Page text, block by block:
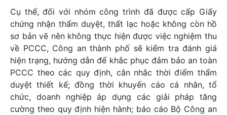
Cụ thể, đối với nhóm công trình đã được cấp Giấy
chứng nhận thẩm duyệt, thất lạc hoặc không còn hồ
sơ bản vẽ nên không thực hiện được việc nghiệm thu
về PCCC, Công an thành phố sẽ kiểm tra đánh giá
hiện trạng, hướng dẫn để khắc phục đảm bảo an toàn
PCCC theo các quy định, cân nhắc thời điểm thẩm
duyệt thiết kế; đồng thời khuyến cáo cá nhân, tổ
chức, doanh nghiệp áp dụng các giải pháp tăng
cường theo quy định hiện hành; báo cáo Bộ Công an